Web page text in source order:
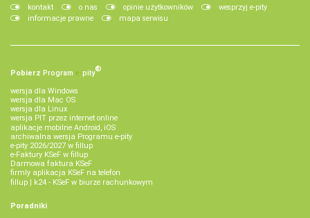
kontakt o nas opinie użytkowników
wesprzyj e-pity
informacje prawne
mapa serwisu
Pobierz Program e‑pity®
wersja dla Windows
wersja dla Mac OS
wersja dla Linux
wersja PIT przez internet online
aplikacje mobilne Android, iOS
archiwalna wersja Programu e-pity
e-pity 2026/2027 w fillup
e‑Faktury KSeF w fillup
Darmowa faktura KSeF
firmly aplikacja KSeF na telefon
fillup | k24 - KSeF w biurze rachunkowym
Poradniki